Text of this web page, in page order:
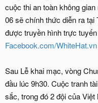
cuộc thi an toàn không
06 sẽ chính thức diễn ra tại
được truyền hình trực
Facebook.com/WhiteHat.vn
Sau Lễ khai mạc, vòng
đầu lúc 9h30. Cuộc tranh
sắc, trong đó 2 đội của